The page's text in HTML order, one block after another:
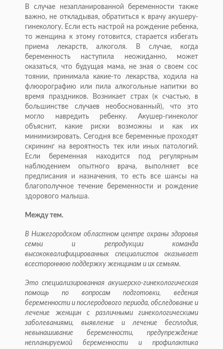
В случае незапланированной беременности также
важно, не откладывая, обратиться к врачу акушеру-
гинекологу. Если есть настрой на рождение ребенка,
то женщина к этому готовится, старается избегать
приема лекарств, алкоголя. В случае, когда
беременность наступила неожиданно, может
оказаться, что будущая мама, не зная о своем сос
тоянии, принимала какие-то лекарства, ходила на
флюорографию или пила алкогольные напитки во
время праздников. Возникает страх (к счастью, в
большинстве случаев необоснованный), что это
могло навредить ребенку. Акушер-гинеколог
объяснит, какие риски возможны и как их
минимизировать. Сегодня все беременные проходят
скрининг на вероятность тех или иных патологий.
Если беременная находится под регулярным
наблюдением опытного врача, выполняет все
предписания и назначения, то есть все шансы на
благополучное течение беременности и рождение
здорового малыша.
Между тем.
В Нижегородском областном центре охраны здоровья
семьи и репродукции команда
высококвалифицированных специалистов оказывает
всестороннюю поддержку женщинам и их семьям.
Это специализированная акушерско-гинекологическая
помощь по вопросам подготовки, ведения
беременности и послеродового периода, обследование и
лечение женщин с различными гинекологическими
заболеваниями, выявление и лечение бесплодия,
невынашивание беременности, предупреждение
непланируемой беременности и профилактика